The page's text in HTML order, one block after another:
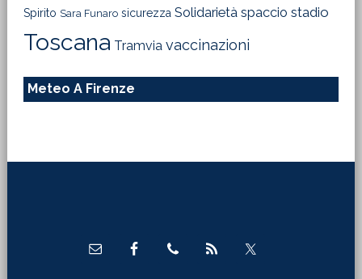
Spirito Sara Funaro sicurezza Solidarietà spaccio stadio
Toscana Tramvia vaccinazioni
Meteo A Firenze